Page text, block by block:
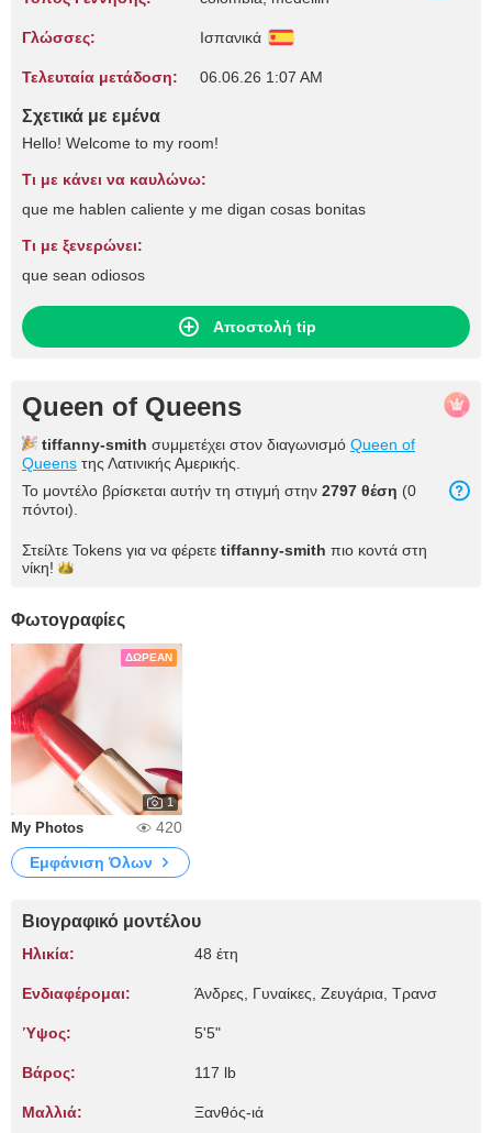
Γλώσσες: Ισπανικά
Τελευταία μετάδοση: 06.06.26 1:07 AM
Σχετικά με εμένα
Hello! Welcome to my room!
Τι με κάνει να καυλώνω:
que me hablen caliente y me digan cosas bonitas
Τι με ξενερώνει:
que sean odiosos
Αποστολή tip
Queen of Queens
tiffanny-smith συμμετέχει στον διαγωνισμό Queen of
Queens της Λατινικής Αμερικής.
Το μοντέλο βρίσκεται αυτήν τη στιγμή στην 2797 θέση (0
πόντοι).
Στείλτε Tokens για να φέρετε tiffanny-smith πιο κοντά στη
νίκη!
Φωτογραφίες
ΔΩΡΕΆΝ
1
My Photos
420
Εμφάνιση Όλων
Βιογραφικό μοντέλου
Ηλικία: 48 έτη
Ενδιαφέρομαι: Άνδρες, Γυναίκες, Zευγάρια, Τρανσ
Ύψος: 5'5"
Βάρος: 117 lb
Μαλλιά: Ξανθός-ιά